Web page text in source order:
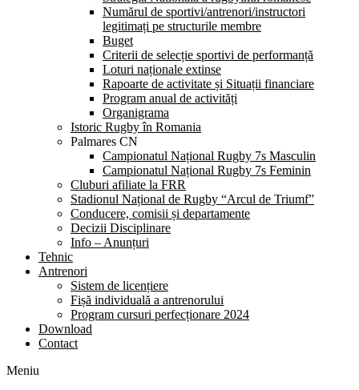
Numărul de sportivi/antrenori/instructori
legitimați pe structurile membre
Buget
Criterii de selecție sportivi de performanță
Loturi naționale extinse
Rapoarte de activitate și Situații financiare
Program anual de activități
Organigrama
Istoric Rugby în Romania
Palmares CN
Campionatul Național Rugby 7s Masculin
Campionatul Național Rugby 7s Feminin
Cluburi afiliate la FRR
Stadionul Național de Rugby “Arcul de Triumf”
Conducere, comisii și departamente
Decizii Disciplinare
Info – Anunțuri
Tehnic
Antrenori
Sistem de licențiere
Fișă individuală a antrenorului
Program cursuri perfecționare 2024
Download
Contact
Meniu